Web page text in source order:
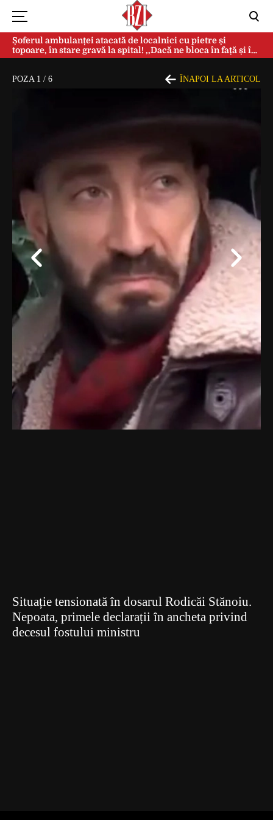
Șoferul ambulanței atacată de localnici cu pietre și
topoare, în stare gravă la spital! ,,Dacă ne bloca în față și în
spate, ne omorau…”
POZA 1 / 6 ÎNAPOI LA ARTICOL
Situație tensionată în dosarul Rodicăi Stănoiu.
Nepoata, primele declarații în ancheta privind
decesul fostului ministru